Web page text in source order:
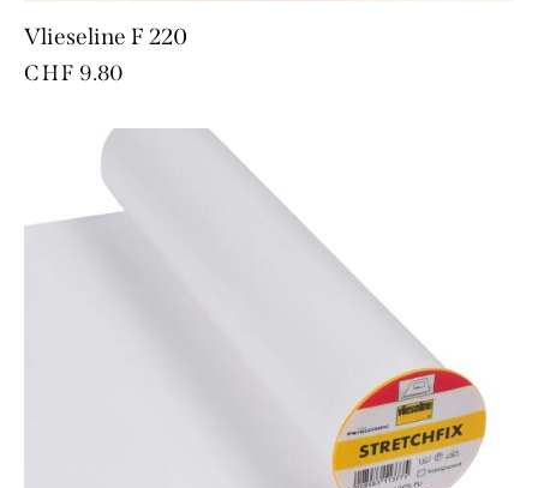
Vlieseline F 220
CHF 9.80